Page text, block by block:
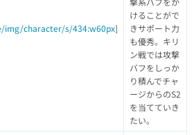
img/character/s/434:w60px]
けることがで
きサポート力
も優秀。キリ
ン戦では攻撃
バフをしっか
り積んでチャ
ージからのS2
を当てていき
たい。